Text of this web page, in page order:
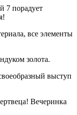
7 порадует
все элементы
золота.
выступ
Вечеринка